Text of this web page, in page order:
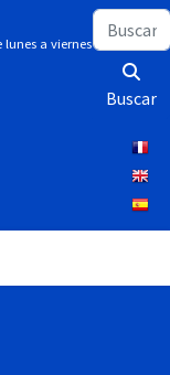
a viernes de 10:00 a
Buscar
Buscar